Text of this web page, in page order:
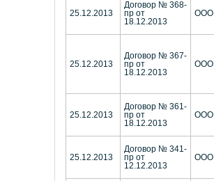
25.12.2013
Договор № 368-
пр от
18.12.2013
ООО
25.12.2013
Договор № 367-
пр от
18.12.2013
ООО
25.12.2013
Договор № 361-
пр от
18.12.2013
ООО
25.12.2013
Договор № 341-
пр от
12.12.2013
ООО